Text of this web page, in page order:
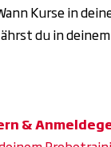
Kurse in
du in deinem
&